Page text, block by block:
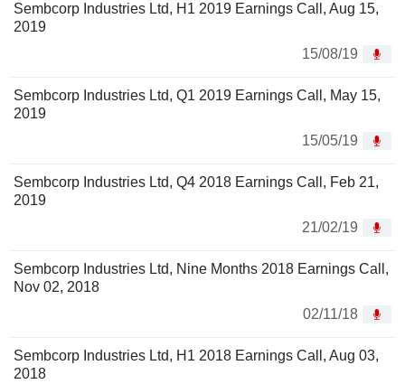
Sembcorp Industries Ltd, H1 2019 Earnings Call, Aug 15,
2019
15/08/19
Sembcorp Industries Ltd, Q1 2019 Earnings Call, May 15,
2019
15/05/19
Sembcorp Industries Ltd, Q4 2018 Earnings Call, Feb 21,
2019
21/02/19
Sembcorp Industries Ltd, Nine Months 2018 Earnings Call,
Nov 02, 2018
02/11/18
Sembcorp Industries Ltd, H1 2018 Earnings Call, Aug 03,
2018